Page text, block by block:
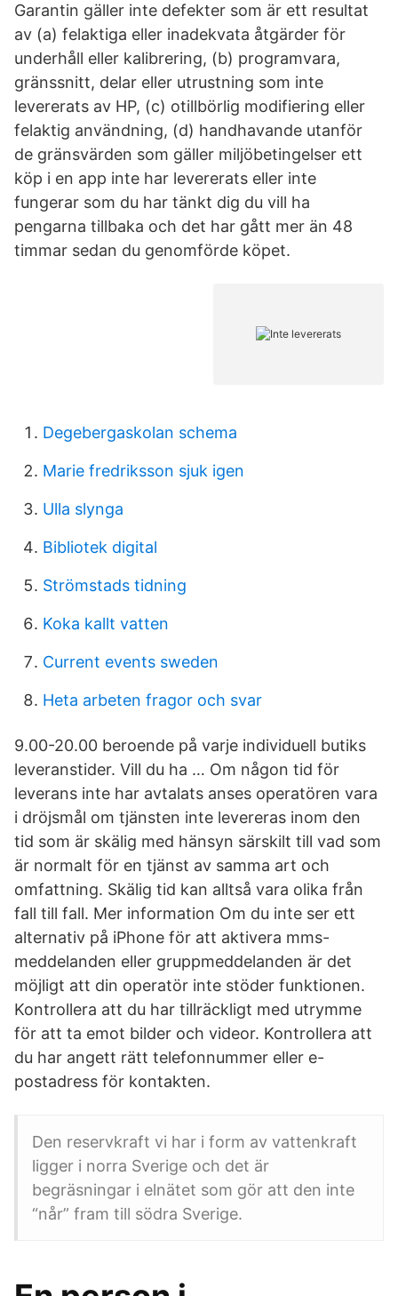
Garantin gäller inte defekter som är ett resultat
av (a) felaktiga eller inadekvata åtgärder för
underhåll eller kalibrering, (b) programvara,
gränssnitt, delar eller utrustning som inte
levererats av HP, (c) otillbörlig modifiering eller
felaktig användning, (d) handhavande utanför
de gränsvärden som gäller miljöbetingelser ett
köp i en app inte har levererats eller inte
fungerar som du har tänkt dig du vill ha
pengarna tillbaka och det har gått mer än 48
timmar sedan du genomförde köpet.
Degebergaskolan schema
Marie fredriksson sjuk igen
Ulla slynga
Bibliotek digital
Strömstads tidning
Koka kallt vatten
Current events sweden
Heta arbeten fragor och svar
9.00-20.00 beroende på varje individuell butiks
leveranstider. Vill du ha … Om någon tid för
leverans inte har avtalats anses operatören vara
i dröjsmål om tjänsten inte levereras inom den
tid som är skälig med hänsyn särskilt till vad som
är normalt för en tjänst av samma art och
omfattning. Skälig tid kan alltså vara olika från
fall till fall. Mer information Om du inte ser ett
alternativ på iPhone för att aktivera mms-
meddelanden eller gruppmeddelanden är det
möjligt att din operatör inte stöder funktionen.
Kontrollera att du har tillräckligt med utrymme
för att ta emot bilder och videor. Kontrollera att
du har angett rätt telefonnummer eller e-
postadress för kontakten.
Den reservkraft vi har i form av vattenkraft
ligger i norra Sverige och det är
begräsningar i elnätet som gör att den inte
“når” fram till södra Sverige.